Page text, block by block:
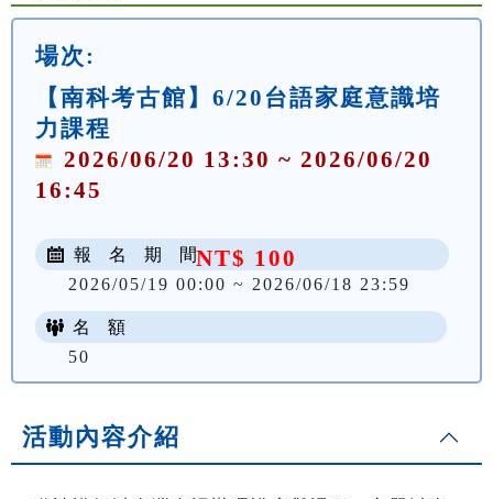
場次:
【南科考古館】6/20台語家庭意識培
力課程
2026/06/20 13:30 ~ 2026/06/20
16:45
NT$ 100
報 名 期 間
2026/05/19 00:00 ~ 2026/06/18 23:59
名 額
50
活動內容介紹